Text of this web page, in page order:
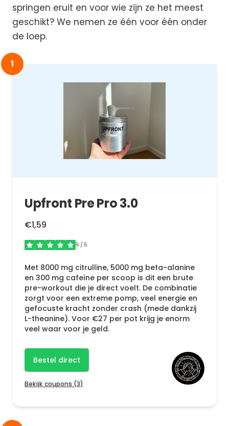
springen eruit en voor wie zijn ze het meest
geschikt? We nemen ze één voor één onder
de loep.
1
Upfront Pre Pro 3.0
€1,59
5 / 5
Met 8000 mg citrulline, 5000 mg beta-alanine
en 300 mg cafeïne per scoop is dit een brute
pre-workout die je direct voelt. De combinatie
zorgt voor een extreme pomp, veel energie en
gefocuste kracht zonder crash (mede dankzij
L-theanine). Voor €27 per pot krijg je enorm
veel waar voor je geld.
Bestel direct
Bekijk coupons (3)